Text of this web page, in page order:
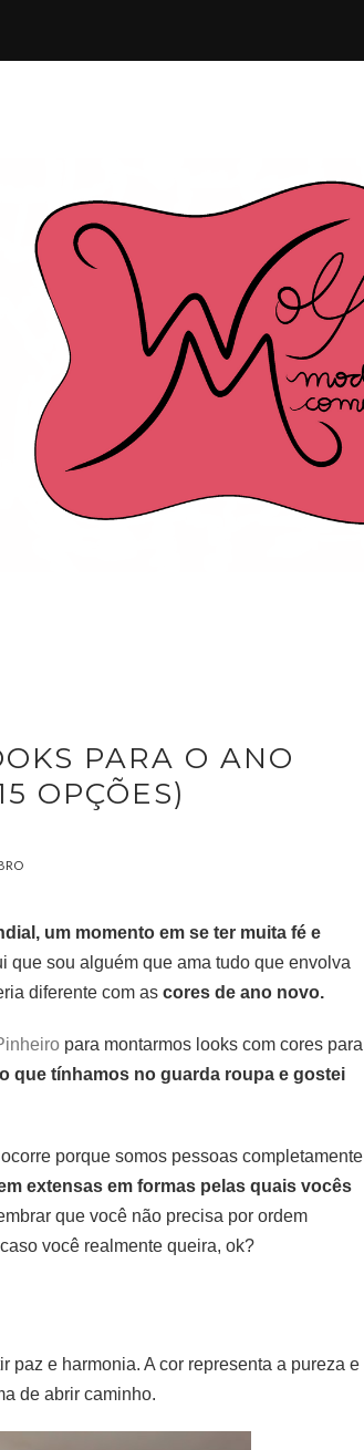
PARA O ANO
OPÇÕES)
um momento em se ter muita fé e
que sou alguém que ama tudo que envolva
diferente com as cores de ano novo.
para montarmos looks com cores para
que tínhamos no guarda roupa e gostei
porque somos pessoas completamente
extensas em formas pelas quais vocês
que você não precisa por ordem
você realmente queira, ok?
paz e harmonia. A cor representa a pureza e
de abrir caminho.